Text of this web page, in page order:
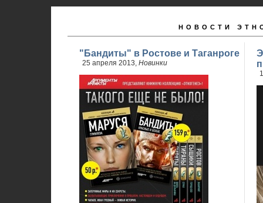
НОВОСТИ
"Бандиты" в Ростове и Таганроге
25 апреля 2013, Новинки